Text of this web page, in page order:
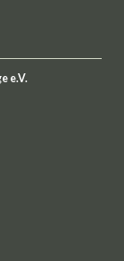
e.V.